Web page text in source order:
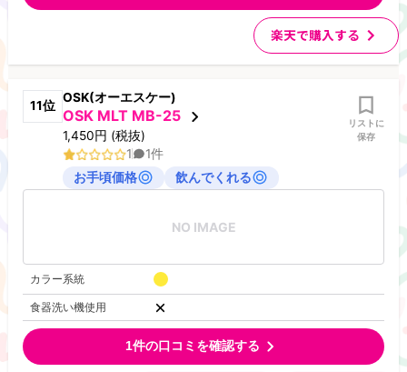
楽天で購入する
11位
OSK(オーエスケー)
OSK MLT MB-25
1,450円 (税抜)
リストに
保存
1 1件
お手頃価格
飲んでくれる
NO IMAGE
カラー系統
食器洗い機使用
1件の口コミを確認する